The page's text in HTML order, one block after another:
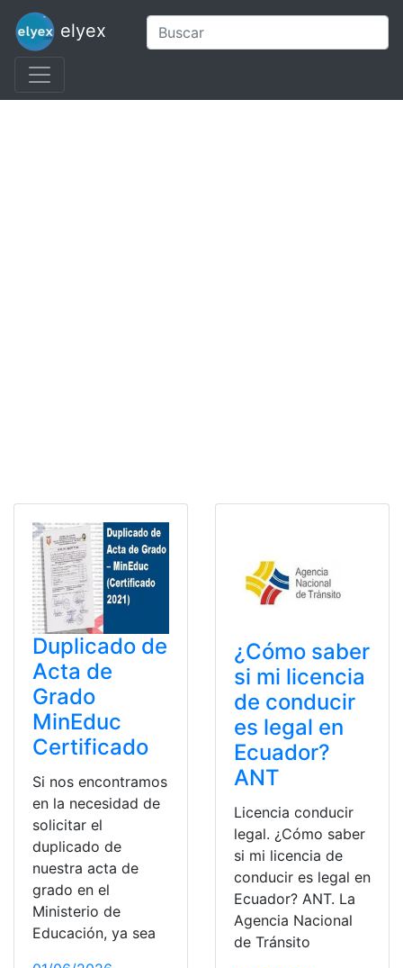
elyex
Duplicado de
Acta de
Grado
MinEduc
Certificado
Si nos encontramos
en la necesidad de
solicitar el
duplicado de
nuestra acta de
grado en el
Ministerio de
Educación, ya sea
¿Cómo saber
si mi licencia
de conducir
es legal en
Ecuador?
ANT
Licencia conducir
legal. ¿Cómo saber
si mi licencia de
conducir es legal en
Ecuador? ANT. La
Agencia Nacional
de Tránsito